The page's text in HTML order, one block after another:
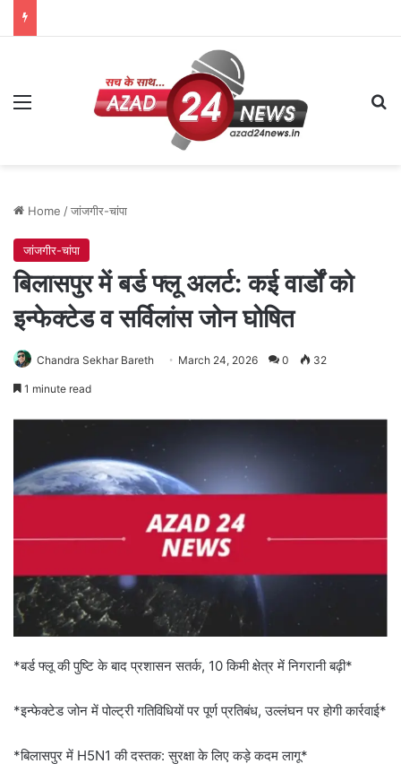
Menu
Home /जांजगीर-चांपा
जांजगीर-चांपा
बिलासपुर में बर्ड फ्लू अलर्ट: कई वार्डों को
इन्फेक्टेड व सर्विलांस जोन घोषित
Chandra Sekhar Bareth March 24, 2026 0 32
1 minute read
*बर्ड फ्लू की पुष्टि के बाद प्रशासन सतर्क, 10 किमी क्षेत्र में निगरानी बढ़ी*
*इन्फेक्टेड जोन में पोल्ट्री गतिविधियों पर पूर्ण प्रतिबंध, उल्लंघन पर होगी कार्रवाई*
*बिलासपुर में H5N1 की दस्तक: सुरक्षा के लिए कड़े कदम लागू*